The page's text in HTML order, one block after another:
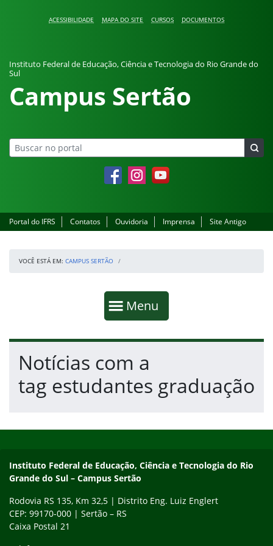
ACESSIBILIDADE MAPA DO SITE CURSOS DOCUMENTOS
Instituto Federal de Educação, Ciência e Tecnologia do Rio Grande do
Sul
Campus Sertão
FacebookInstagramYouTube
Portal do IFRS Contatos Ouvidoria Imprensa Site Antigo
VOCÊ ESTÁ EM: CAMPUS SERTÃO
Mostrar
Menu
Fim da navegação
Início do conteúdo
Notícias com a
tag estudantes graduação
Instituto Federal de Educação, Ciência e Tecnologia do Rio
Grande do Sul – Campus Sertão
Rodovia RS 135, Km 32,5 | Distrito Eng. Luiz Englert
CEP: 99170-000 | Sertão – RS
Caixa Postal 21